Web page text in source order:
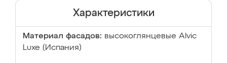
Характеристики
Материал фасадов: высокоглянцевые Аlvic
Luxe (Испания)